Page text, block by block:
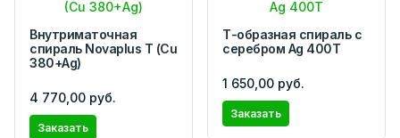
Внутриматочная
спираль Novaplus T (Cu
380+Ag)
4 770,00 руб.
Заказать
Т-образная спираль с
серебром Ag 400T
1 650,00 руб.
Заказать